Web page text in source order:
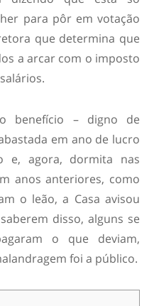
para pôr em votação
que determina que
a arcar com o imposto
benefício – digno de
em ano de lucro
e, agora, dormita nas
anos anteriores, como
o leão, a Casa avisou
disso, alguns se
o que deviam,
foi a público.